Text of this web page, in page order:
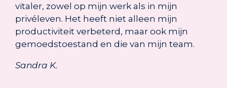
vitaler, zowel op mijn werk als in mijn
privéleven. Het heeft niet alleen mijn
productiviteit verbeterd, maar ook mijn
gemoedstoestand en die van mijn team.
Sandra K.